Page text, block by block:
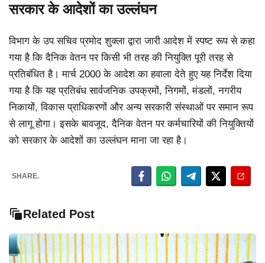
सरकार के आदेशों का उल्लंघन
विभाग के उप सचिव प्रमोद शुक्ला द्वारा जारी आदेश में स्पष्ट रूप से कहा
गया है कि दैनिक वेतन पर किसी भी तरह की नियुक्ति पूरी तरह से
प्रतिबंधित है। मार्च 2000 के आदेश का हवाला देते हुए यह निर्देश दिया
गया है कि यह प्रतिबंध सार्वजनिक उपक्रमों, निगमों, मंडलों, नगरीय
निकायों, विकास प्राधिकरणों और अन्य सरकारी संस्थाओं पर समान रूप
से लागू होगा। इसके बावजूद, दैनिक वेतन पर कर्मचारियों की नियुक्तियों
को सरकार के आदेशों का उल्लंघन माना जा रहा है।
SHARE.
Related Post